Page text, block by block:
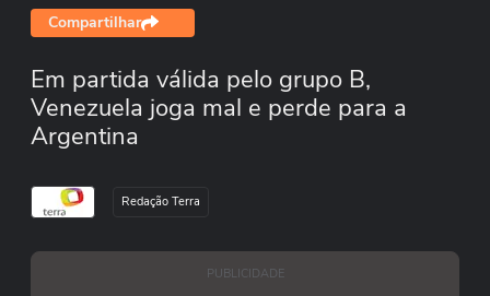
Compartilhar
Em partida válida pelo grupo B,
Venezuela joga mal e perde para a
Argentina
Redação Terra
PUBLICIDADE